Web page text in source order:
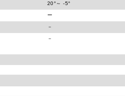
20°～ -5°
ー
－
－